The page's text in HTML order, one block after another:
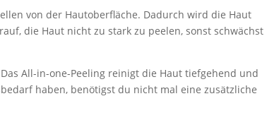
von der Hautoberfläche. Dadurch wird die Haut
die Haut nicht zu stark zu peelen, sonst schwächst
All-in-one-Peeling reinigt die Haut tiefgehend und
haben, benötigst du nicht mal eine zusätzliche